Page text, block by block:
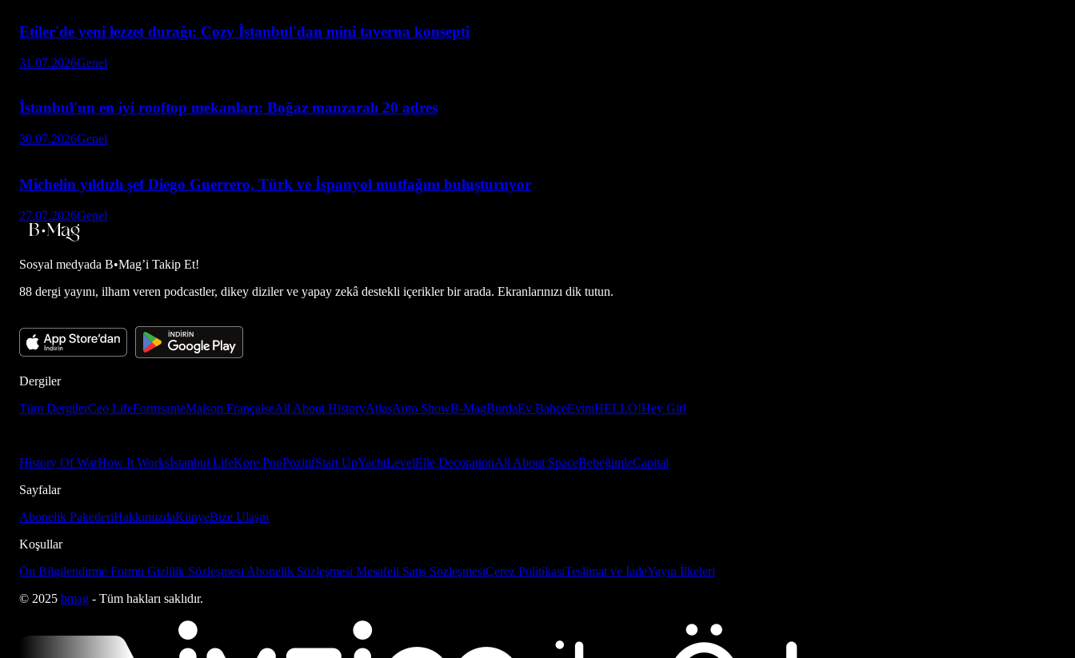
Etiler'de yeni lezzet durağı: Cozy İstanbul'dan mini taverna konsepti
31.07.2026Genel
İstanbul'un en iyi rooftop mekanları: Boğaz manzaralı 20 adres
30.07.2026Genel
Michelin yıldızlı şef Diego Guerrero, Türk ve İspanyol mutfağını buluşturuyor
27.07.2026Genel
Sosyal medyada B•Mag’i Takip Et!
88 dergi yayını, ilham veren podcastler, dikey diziler ve yapay zekâ destekli içerikler bir arada. Ekranlarınızı dik tutun.
Dergiler
Tüm DergilerCeo LifeFormsanteMaison FrançaiseAll About HistoryAtlasAuto ShowB-MagBurdaEv BahçeEvimHELLO!Hey Girl
History Of WarHow It Worksİstanbul LifeKore PopPozitifStart UpYachtLevelElle DecorationAll About SpaceBebeğimleCapital
Sayfalar
Abonelik PaketleriHakkımızdaKünyeBize Ulaşın
Koşullar
Ön Bilgilendirme Formu Gizlilik Sözleşmesi Abonelik Sözleşmesi Mesafeli Satış SözleşmesiÇerez PolitikasıTeslimat ve İadeYayın İlkeleri
© 2025 bmag - Tüm hakları saklıdır.